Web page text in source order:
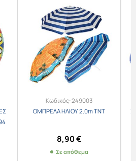
Κωδικός:249003
ΟΜΠΡΕΛΑ ΗΛΙΟΥ 2.0m ΤΝΤ
8,90€
Σε απόθεμα